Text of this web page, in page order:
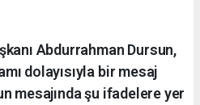
Abdurrahman Dursun,
dolayısıyla bir mesaj
mesajında şu ifadelere yer